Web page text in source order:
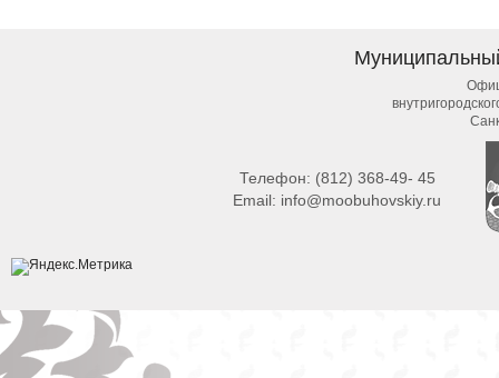
Телефон: (812) 368-49- 45
Email: info@moobuhovskiy.ru